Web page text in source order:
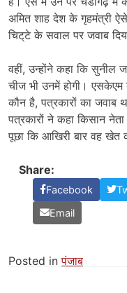
अमित शाह देश के गृहमंत्री
चिट्‌टे के सवाल पर जवाब
वहीं, उन्होंने कहा कि सुनील
चीज भी उनमें होगी।
कौन है, पत्रकारों का जवाब
पत्रकारों ने कहा किसान
पूछा कि आखिरी बार वह खेत
Share:
Facebook
Email
Posted inपंजाब